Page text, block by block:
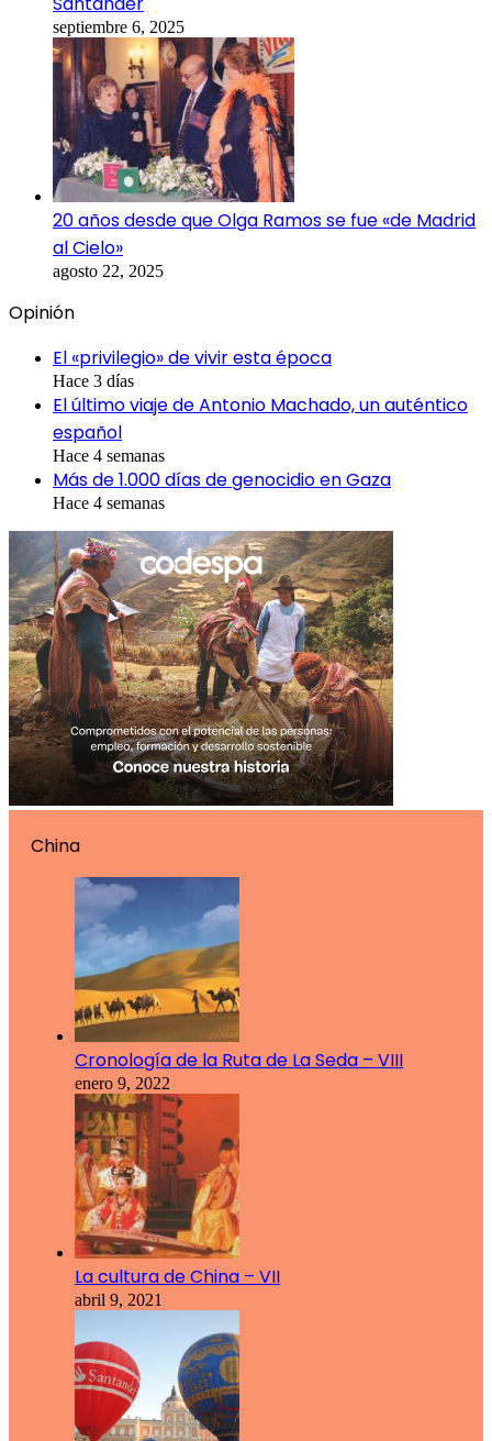
septiembre 6, 2025
20 años desde que Olga Ramos se fue «de Madrid
al Cielo»
agosto 22, 2025
Opinión
El «privilegio» de vivir esta época
Hace 3 días
El último viaje de Antonio Machado, un auténtico
español
Hace 4 semanas
Más de 1.000 días de genocidio en Gaza
Hace 4 semanas
China
Cronología de la Ruta de La Seda – VIII
enero 9, 2022
La cultura de China – VII
abril 9, 2021